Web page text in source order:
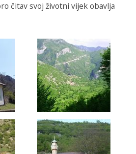
čitav svoj životni vijek obavlja